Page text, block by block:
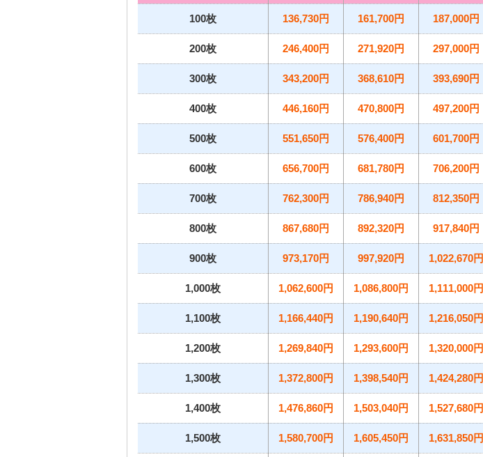
100枚 136,730円 161,700円 187,000円
200枚 246,400円 271,920円 297,000円
300枚 343,200円 368,610円 393,690円
400枚 446,160円 470,800円 497,200円
500枚 551,650円 576,400円 601,700円
600枚 656,700円 681,780円 706,200円
700枚 762,300円 786,940円 812,350円
800枚 867,680円 892,320円 917,840円
900枚 973,170円 997,920円 1,022,670円
1,000枚 1,062,600円 1,086,800円 1,111,000円
1,100枚 1,166,440円 1,190,640円 1,216,050円
1,200枚 1,269,840円 1,293,600円 1,320,000円
1,300枚 1,372,800円 1,398,540円 1,424,280円
1,400枚 1,476,860円 1,503,040円 1,527,680円
1,500枚 1,580,700円 1,605,450円 1,631,850円